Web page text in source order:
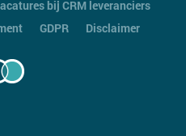
bij CRM leveranciers
GDPR Disclaimer